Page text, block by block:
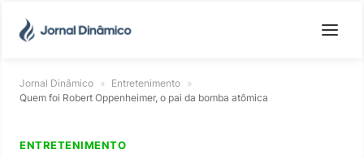
Jornal Dinâmico » Entretenimento »
Quem foi Robert Oppenheimer, o pai da bomba atômica
ENTRETENIMENTO